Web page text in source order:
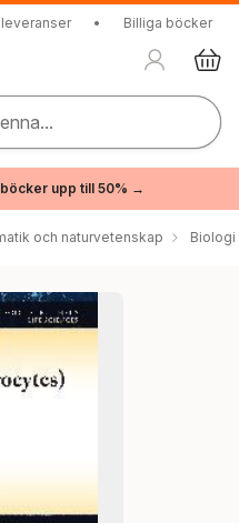
• Billiga böcker
upp till 50% →
och naturvetenskap Biologi